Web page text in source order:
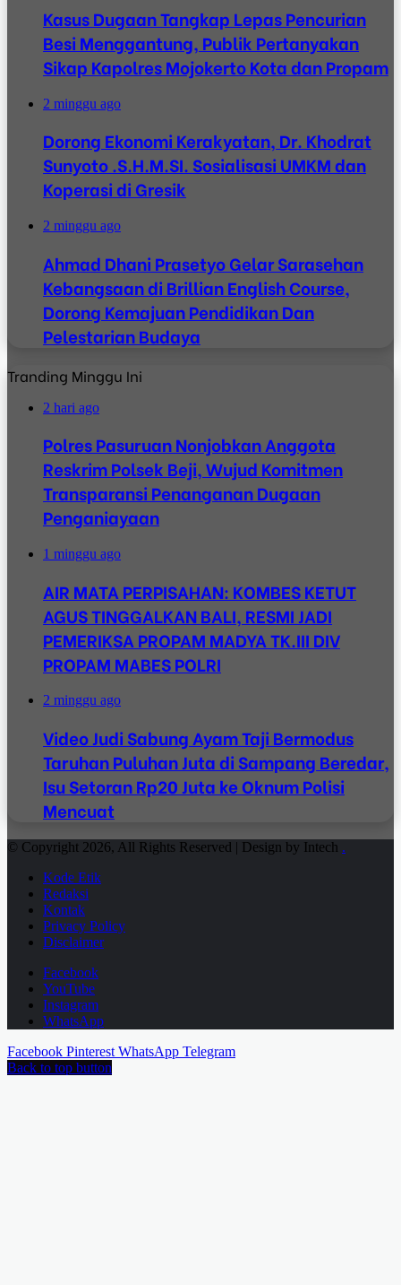
Kasus Dugaan Tangkap Lepas Pencurian
Besi Menggantung, Publik Pertanyakan
Sikap Kapolres Mojokerto Kota dan Propam
2 minggu ago
Dorong Ekonomi Kerakyatan, Dr. Khodrat
Sunyoto .S.H.M.SI. Sosialisasi UMKM dan
Koperasi di Gresik
2 minggu ago
Ahmad Dhani Prasetyo Gelar Sarasehan
Kebangsaan di Brillian English Course,
Dorong Kemajuan Pendidikan Dan
Pelestarian Budaya
Tranding Minggu Ini
2 hari ago
Polres Pasuruan Nonjobkan Anggota
Reskrim Polsek Beji, Wujud Komitmen
Transparansi Penanganan Dugaan
Penganiayaan
1 minggu ago
AIR MATA PERPISAHAN: KOMBES KETUT
AGUS TINGGALKAN BALI, RESMI JADI
PEMERIKSA PROPAM MADYA TK.III DIV
PROPAM MABES POLRI
2 minggu ago
Video Judi Sabung Ayam Taji Bermodus
Taruhan Puluhan Juta di Sampang Beredar,
Isu Setoran Rp20 Juta ke Oknum Polisi
Mencuat
© Copyright 2026, All Rights Reserved | Design by Intech .
Kode Etik
Redaksi
Kontak
Privacy Policy
Disclaimer
Facebook
YouTube
Instagram
WhatsApp
Facebook Pinterest WhatsApp Telegram
Back to top button